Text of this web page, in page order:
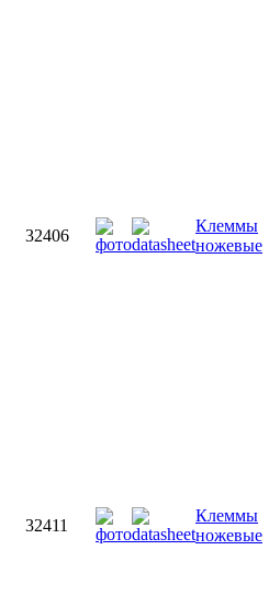
32406
Клеммы
ножевые
32411
Клеммы
ножевые